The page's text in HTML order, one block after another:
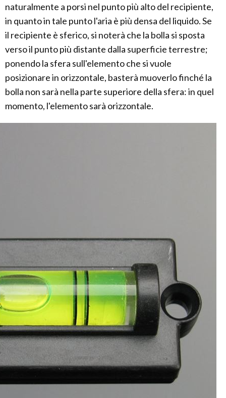
naturalmente a porsi nel punto più alto del recipiente,
in quanto in tale punto l'aria è più densa del liquido. Se
il recipiente è sferico, si noterà che la bolla si sposta
verso il punto più distante dalla superficie terrestre;
ponendo la sfera sull'elemento che si vuole
posizionare in orizzontale, basterà muoverlo finché la
bolla non sarà nella parte superiore della sfera: in quel
momento, l'elemento sarà orizzontale.